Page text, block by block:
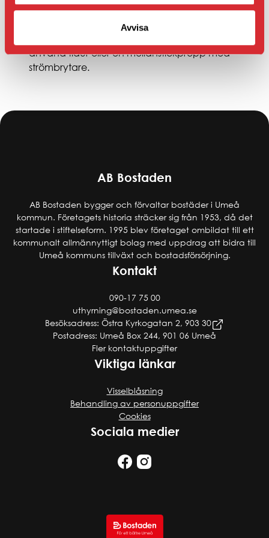
Avvisa
Ha aldrig kaffebryggare, vattenkokare, brödrost
och liknande småapparater anslutna till
använd tidur eller en mellanstickpropp med
strömbrytare.
AB Bostaden
AB Bostaden bygger och förvaltar bostäder i Umeå
kommun. Företagets historia sträcker sig från 1953, då det
startade i stiftelseform. 1995 blev företaget ombildat till ett
kommunalt allmännyttigt bolag med uppdrag att bidra till
Umeå kommuns tillväxt och bostadsförsörjning.
Kontakt
090-17 75 00
uthyrning@bostaden.umea.se
Besöksadress: Östra Kyrkogatan 2, 903 30
Postadress: Umeå Box 244, 901 06 Umeå
Fler kontaktuppgifter
Viktiga länkar
Visselblåsning
Behandling av personuppgifter
Cookies
Sociala medier